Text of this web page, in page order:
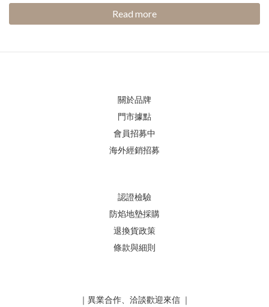
Read more
關於品牌
門市據點
會員招募中
海外經銷招募
認證檢驗
防焰地墊採購
退換貨政策
條款與細則
｜異業合作、洽談歡迎來信 ｜